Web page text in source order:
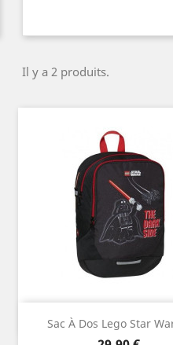
Il y a 2 produits.
Sac À Dos Lego Star
Aperçu rapide